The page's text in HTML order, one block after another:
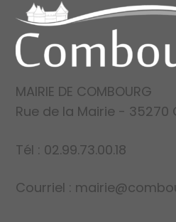
MAIRIE DE COMBOURG
Rue de la Mairie - 35270
Tél : 02.99.73.00.18
Courriel :